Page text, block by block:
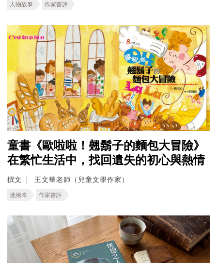
人物故事 作家書評
童書《歐啦啦！翹鬍子的麵包大冒險》
在繁忙生活中，找回遺失的初心與熱情
撰文 王文華老師（兒童文學作家）
迷繪本 作家書評